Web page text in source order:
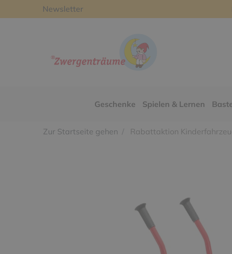
Newsletter
Geschenke Spielen & Lernen
Zur Startseite gehen Rabattaktion